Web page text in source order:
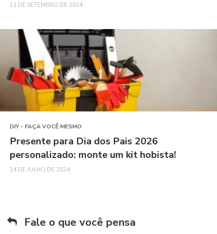
13 DE SETEMBRO DE 2024
DIY - FAÇA VOCÊ MESMO
Presente para Dia dos Pais 2026
personalizado: monte um kit hobista!
24 DE JULHO DE 2024
Fale o que você pensa